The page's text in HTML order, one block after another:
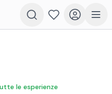
le esperienze